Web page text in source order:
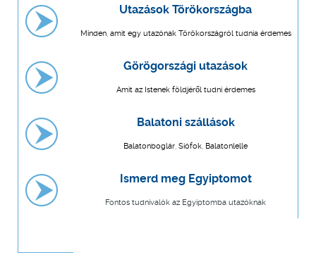
Utazások Törökországba
Minden, amit egy utazónak Törökországról tudnia érdemes
Görögországi utazások
Amit az Istenek földjéről tudni érdemes
Balatoni szállások
Balatonboglár, Siófok, Balatonlelle
Ismerd meg Egyiptomot
Fontos tudnivalók az Egyiptomba utazóknak